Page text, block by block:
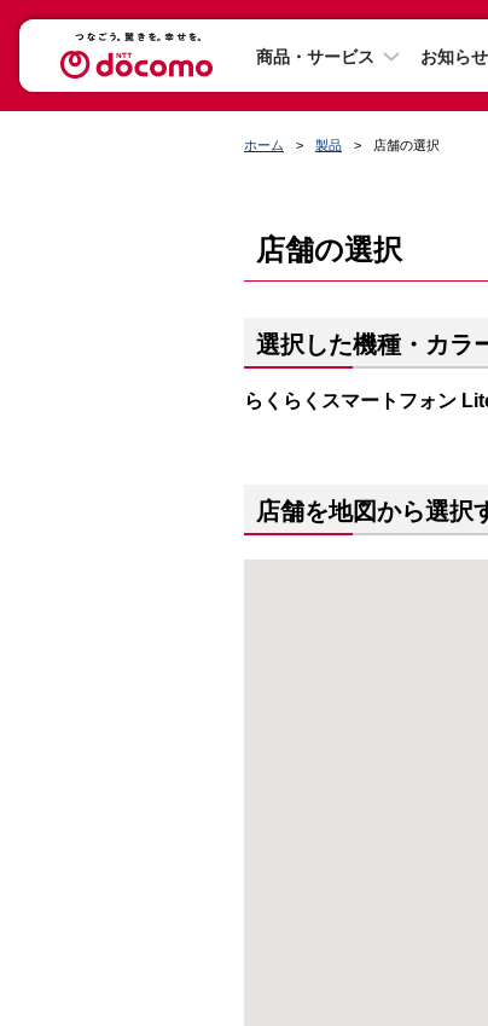
商品・サービス お知らせ
ホーム 製品 店舗の選択
店舗の選択
選択した機種・カラ
らくらくスマートフォン
店舗を地図から選択